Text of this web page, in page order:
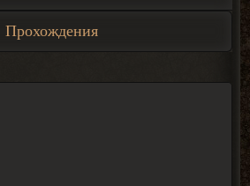
Прохождения